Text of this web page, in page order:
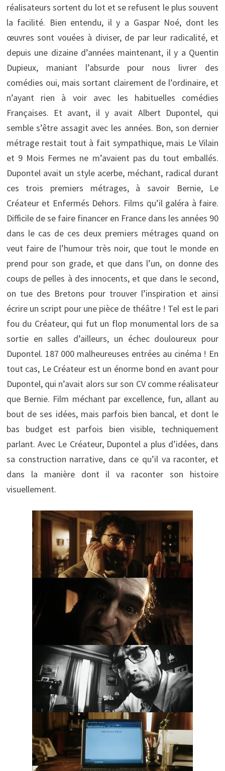
réalisateurs sortent du lot et se refusent le plus souvent
la facilité. Bien entendu, il y a Gaspar Noé, dont les
œuvres sont vouées à diviser, de par leur radicalité, et
depuis une dizaine d’années maintenant, il y a Quentin
Dupieux, maniant l’absurde pour nous livrer des
comédies oui, mais sortant clairement de l’ordinaire, et
n’ayant rien à voir avec les habituelles comédies
Françaises. Et avant, il y avait Albert Dupontel, qui
semble s’être assagit avec les années. Bon, son dernier
métrage restait tout à fait sympathique, mais Le Vilain
et 9 Mois Fermes ne m’avaient pas du tout emballés.
Dupontel avait un style acerbe, méchant, radical durant
ces trois premiers métrages, à savoir Bernie, Le
Créateur et Enfermés Dehors. Films qu’il galéra à faire.
Difficile de se faire financer en France dans les années 90
dans le cas de ces deux premiers métrages quand on
veut faire de l’humour très noir, que tout le monde en
prend pour son grade, et que dans l’un, on donne des
coups de pelles à des innocents, et que dans le second,
on tue des Bretons pour trouver l’inspiration et ainsi
écrire un script pour une pièce de théâtre ! Tel est le pari
fou du Créateur, qui fut un flop monumental lors de sa
sortie en salles d’ailleurs, un échec douloureux pour
Dupontel. 187 000 malheureuses entrées au cinéma ! En
tout cas, Le Créateur est un énorme bond en avant pour
Dupontel, qui n’avait alors sur son CV comme réalisateur
que Bernie. Film méchant par excellence, fun, allant au
bout de ses idées, mais parfois bien bancal, et dont le
bas budget est parfois bien visible, techniquement
parlant. Avec Le Créateur, Dupontel a plus d’idées, dans
sa construction narrative, dans ce qu’il va raconter, et
dans la manière dont il va raconter son histoire
visuellement.